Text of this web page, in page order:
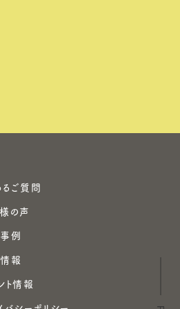
るご質問
の声
例
報
ト情報